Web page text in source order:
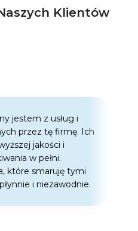
Klientów
jestem z usług i
przez tę firmę. Ich
jakości i
w pełni.
które smaruję tymi
i niezawodnie.